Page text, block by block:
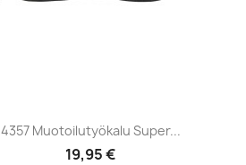
Pikakatselu
4357 Muotoilutyökalu Super...
19,95 €